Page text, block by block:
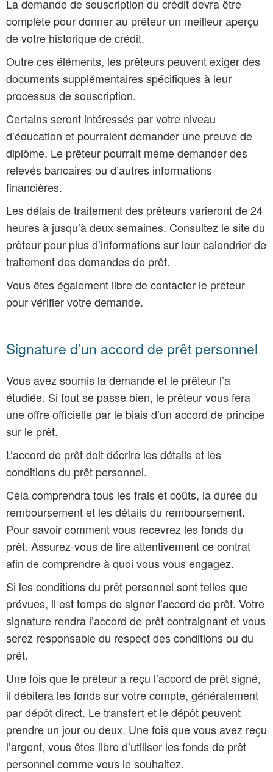
La demande de souscription du crédit devra être
complète pour donner au prêteur un meilleur aperçu
de votre historique de crédit.
Outre ces éléments, les prêteurs peuvent exiger des
documents supplémentaires spécifiques à leur
processus de souscription.
Certains seront intéressés par votre niveau
d’éducation et pourraient demander une preuve de
diplôme. Le prêteur pourrait même demander des
relevés bancaires ou d’autres informations
financières.
Les délais de traitement des prêteurs varieront de 24
heures à jusqu’à deux semaines. Consultez le site du
prêteur pour plus d’informations sur leur calendrier de
traitement des demandes de prêt.
Vous êtes également libre de contacter le prêteur
pour vérifier votre demande.
Signature d’un accord de prêt personnel
Vous avez soumis la demande et le prêteur l’a
étudiée. Si tout se passe bien, le prêteur vous fera
une offre officielle par le biais d’un accord de principe
sur le prêt.
L’accord de prêt doit décrire les détails et les
conditions du prêt personnel.
Cela comprendra tous les frais et coûts, la durée du
remboursement et les détails du remboursement.
Pour savoir comment vous recevrez les fonds du
prêt. Assurez-vous de lire attentivement ce contrat
afin de comprendre à quoi vous vous engagez.
Si les conditions du prêt personnel sont telles que
prévues, il est temps de signer l’accord de prêt. Votre
signature rendra l’accord de prêt contraignant et vous
serez responsable du respect des conditions ou du
prêt.
Une fois que le prêteur a reçu l’accord de prêt signé,
il débitera les fonds sur votre compte, généralement
par dépôt direct. Le transfert et le dépôt peuvent
prendre un jour ou deux. Une fois que vous avez reçu
l’argent, vous êtes libre d’utiliser les fonds de prêt
personnel comme vous le souhaitez.